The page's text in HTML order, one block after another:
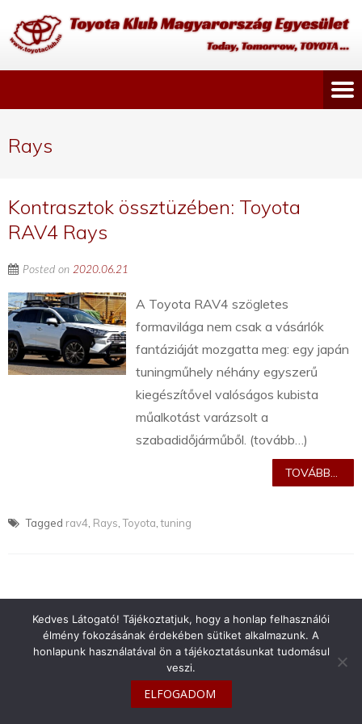
Rays
Kontrasztok össztüzében: Toyota
RAV4 Rays
Posted on 2020.06.21
A Toyota RAV4 szögletes
formavilága nem csak a vásárlók
fantáziáját mozgatta meg: egy japán
tuningműhely néhány egyszerű
kiegészítővel valóságos kubista
műalkotást varázsolt a
szabadidőjárműből. (tovább…)
TOVÁBB...
Tagged rav4 Rays ,Toyota ,tuning
info@toyotaclub.hu
Copyright © 2026Toyota Klub Magyarország
Kedves Látogató! Tájékoztatjuk, hogy a honlap felhasználói
élmény fokozásának érdekében sütiket alkalmazunk. A
honlapunk használatával ön a tájékoztatásunkat tudomásul
veszi.
ELFOGADOM